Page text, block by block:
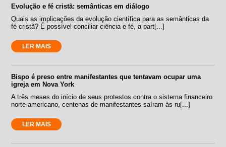
Evolução e fé cristã: semânticas em diálogo
Quais as implicações da evolução científica para as semânticas da
fé cristã? É possível conciliar ciência e fé, a part[...]
LER MAIS
Bispo é preso entre manifestantes que tentavam ocupar uma
igreja em Nova York
A três meses do início de seus protestos contra o sistema financeiro
norte-americano, centenas de manifestantes saíram às ru[...]
LER MAIS